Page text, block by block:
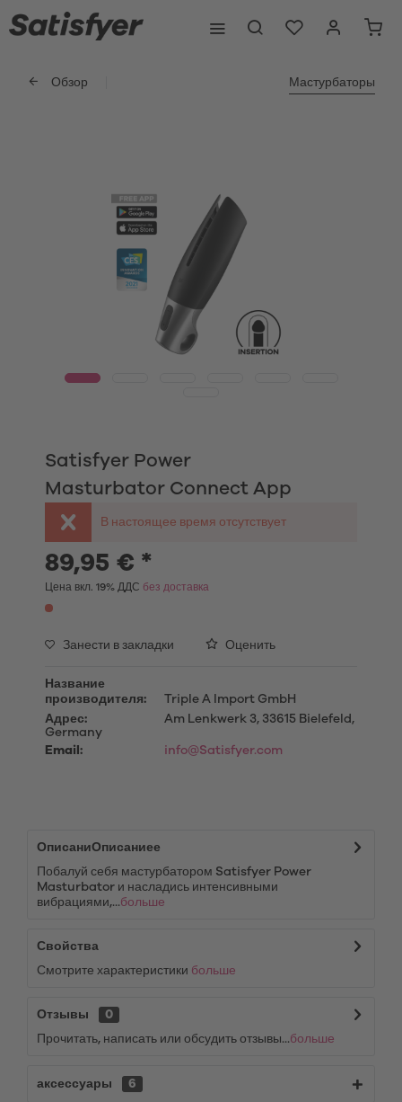
Обзор Мастурбаторы
Satisfyer Power
Masturbator Connect App
В настоящее время отсутствует
89,95 € *
Цена вкл. 19% ДДС без доставка
Занести в закладки Оценить
Название
производителя:
Triple A Import GmbH
Адрес:
Am Lenkwerk 3, 33615 Bielefeld,
Germany
Email:
info@Satisfyer.com
ОписаниОписаниее
Побалуй себя мастурбатором Satisfyer Power
Masturbator и насладись интенсивными
вибрациями,...больше
Свойства
Смотрите характеристики больше
Отзывы
0
Прочитать, написать или обсудить отзывы...больше
аксессуары 6